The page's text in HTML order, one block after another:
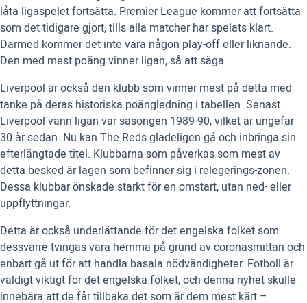
låta ligaspelet fortsätta. Premier League kommer att fortsätta
som det tidigare gjort, tills alla matcher har spelats klart.
Därmed kommer det inte vara någon play-off eller liknande.
Den med mest poäng vinner ligan, så att säga.
Liverpool är också den klubb som vinner mest på detta med
tanke på deras historiska poängledning i tabellen. Senast
Liverpool vann ligan var säsongen 1989-90, vilket är ungefär
30 år sedan. Nu kan The Reds gladeligen gå och inbringa sin
efterlängtade titel. Klubbarna som påverkas som mest av
detta besked är lagen som befinner sig i relegerings-zonen.
Dessa klubbar önskade starkt för en omstart, utan ned- eller
uppflyttningar.
Detta är också underlättande för det engelska folket som
dessvärre tvingas vara hemma på grund av coronasmittan och
enbart gå ut för att handla basala nödvändigheter. Fotboll är
väldigt viktigt för det engelska folket, och denna nyhet skulle
innebära att de får tillbaka det som är dem mest kärt –